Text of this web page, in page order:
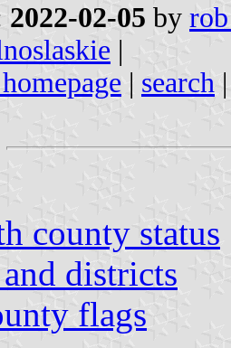
2022-02-05 by
|
| search
county status
districts
flags